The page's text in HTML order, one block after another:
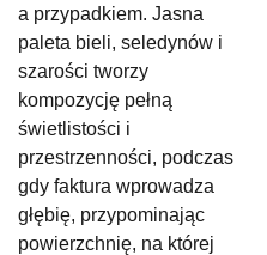
a przypadkiem. Jasna
paleta bieli, seledynów i
szarości tworzy
kompozycję pełną
świetlistości i
przestrzenności, podczas
gdy faktura wprowadza
głębię, przypominając
powierzchnię, na której